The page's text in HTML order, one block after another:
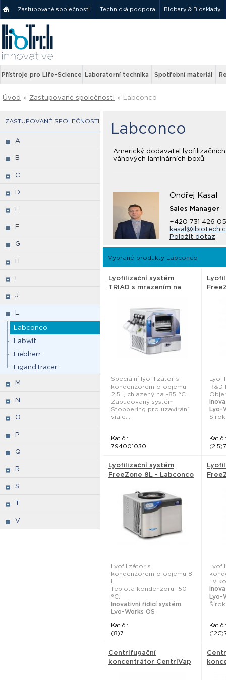
Zastupované společnosti Technická podpora Biobary & Biosklady
Přístroje pro Life-Science Laboratorní technika Spotřební materiál
Úvod » Zastupované společnosti » Labconco
ZASTUPOVANÉ SPOLEČNOSTI
A
B
C
D
E
F
G
H
I
J
L
Labconco
Labwit
Liebherr
LigandTracer
M
N
O
P
Q
R
S
T
V
Labconco
Americký dodavatel
váhových laminárních boxů.
Ondřej Kasal
Sales Manager
+420 731 426
Položit dotaz
Vybrané produkty Labconco
Lyofilizační systém
TRIAD s mrazením na
Speciální lyofilizátor s
kondenzorem o objemu
2,5 l, chlazený na -85 °C.
Zabudovaný systém
Stoppering pro uzavírání
viale...
Kat.č.:
794001030
Lyo-
Kat.č.:
(2.5)7
Lyofilizační systém
FreeZone 8L - Labconco
Lyofilizátor s
kondenzorem o objemu 8
l.
Teplota kondenzoru -50
°C.
Inovativní řídicí systém
Lyo-Works OS
Kat.č.:
(8)7
l v
Lyo-
Kat.č.:
Centrifugační
koncentrátor CentriVap